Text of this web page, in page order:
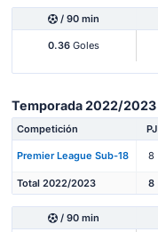
/ 90 min
0.36 Goles
Temporada 2022/2023
Competición PJ
Premier League Sub-18 8
Total 2022/2023 8
/ 90 min